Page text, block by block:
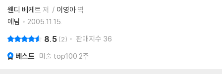
웬디 베케트 저 이영아역
예담
2005.11.15.
8.5 2 판매지수 36
베스트 미술 top100 2주